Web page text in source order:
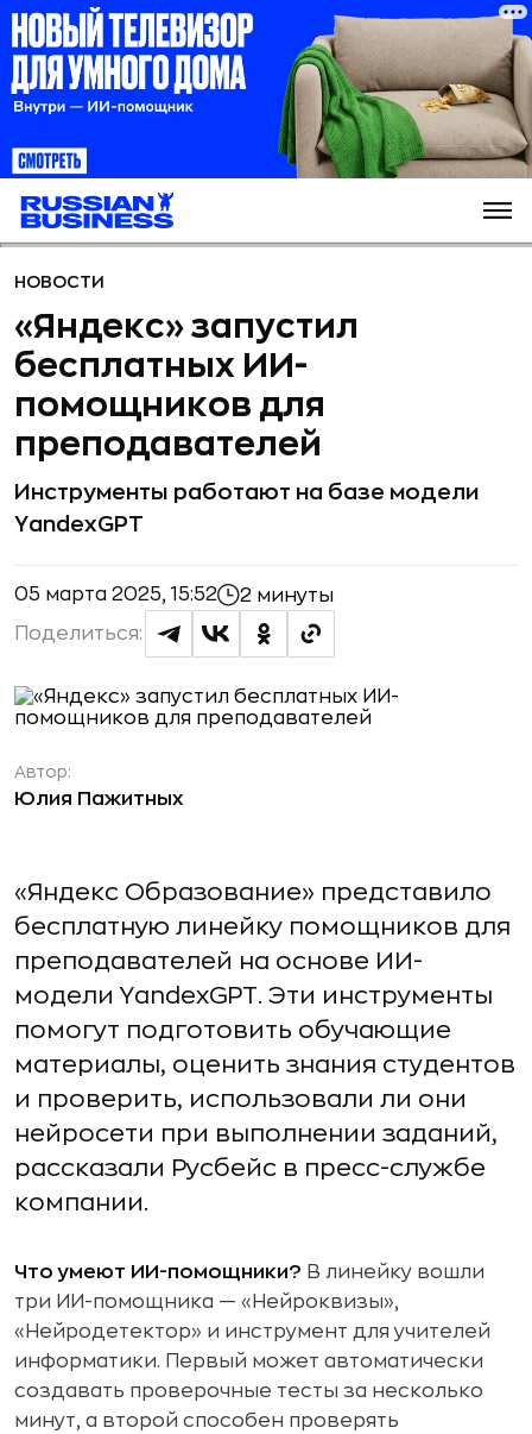
НОВОСТИ
«Яндекс» запустил
бесплатных ИИ-
помощников для
преподавателей
Инструменты работают на базе модели
YandexGPT
05 марта 2025, 15:52 2 минуты
Поделиться:
Автор:
Юлия Пажитных
«Яндекс Образование» представило
бесплатную линейку помощников для
преподавателей на основе ИИ-
модели YandexGPT. Эти инструменты
помогут подготовить обучающие
материалы, оценить знания студентов
и проверить, использовали ли они
нейросети при выполнении заданий,
рассказали Русбейс в пресс-службе
компании.
Что умеют ИИ-помощники? В линейку вошли
три ИИ-помощника — «Нейроквизы»,
«Нейродетектор» и инструмент для учителей
информатики. Первый может автоматически
создавать проверочные тесты за несколько
минут, а второй способен проверять